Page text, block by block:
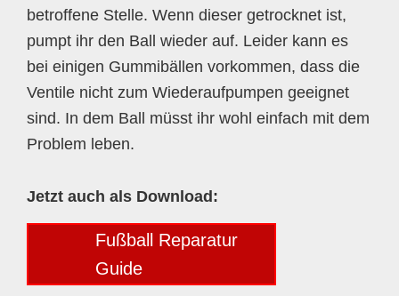
betroffene Stelle. Wenn dieser getrocknet ist,
pumpt ihr den Ball wieder auf. Leider kann es
bei einigen Gummibällen vorkommen, dass die
Ventile nicht zum Wiederaufpumpen geeignet
sind. In dem Ball müsst ihr wohl einfach mit dem
Problem leben.
Jetzt auch als Download:
Fußball Reparatur
Guide